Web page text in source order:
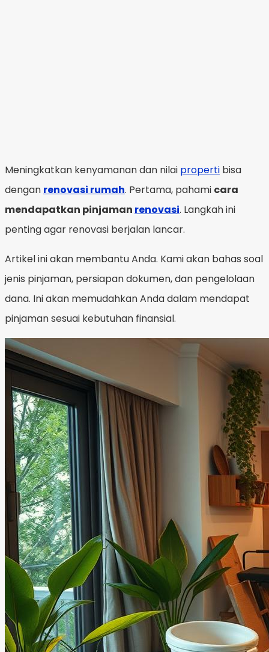
Meningkatkan kenyamanan dan nilai properti bisa
dengan renovasi rumah. Pertama, pahami cara
mendapatkan pinjaman renovasi. Langkah ini
penting agar renovasi berjalan lancar.
Artikel ini akan membantu Anda. Kami akan bahas soal
jenis pinjaman, persiapan dokumen, dan pengelolaan
dana. Ini akan memudahkan Anda dalam mendapat
pinjaman sesuai kebutuhan finansial.